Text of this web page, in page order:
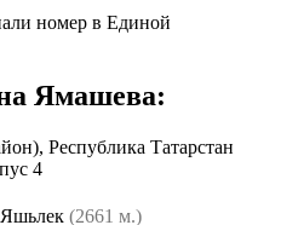
номер в Единой
Ямашева:
Республика Татарстан
4
Яшьлек (2661 м.)